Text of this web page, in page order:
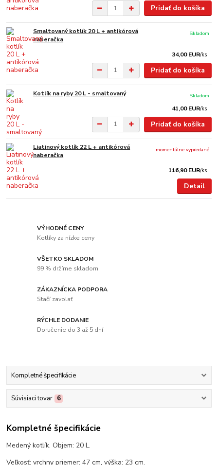
Pridať do košíka
Smaltovaný kotlík 20 L + antikórová
naberačka
34,00 EUR/ks
Skladom
Pridať do košíka
Kotlík na ryby 20 L - smaltovaný
41,00 EUR/ks
Skladom
Pridať do košíka
Liatinový kotlík 22 L + antikórová
naberačka
116,90 EUR/ks
momentálne vypredané
Detail
VÝHODNÉ CENY
Kotlíky za nízke ceny
VŠETKO SKLADOM
99 % držíme skladom
ZÁKAZNÍCKA PODPORA
Stačí zavolať
RÝCHLE DODANIE
Doručenie do 3 až 5 dní
Kompletné špecifikácie
Súvisiaci tovar 6
Kompletné špecifikácie
Medený kotlík. Objem: 20 L.
Veľkosť: vrchny priemer: 47 cm, výška: 23 cm.